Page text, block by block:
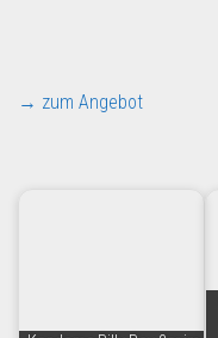
→ zum Angebot